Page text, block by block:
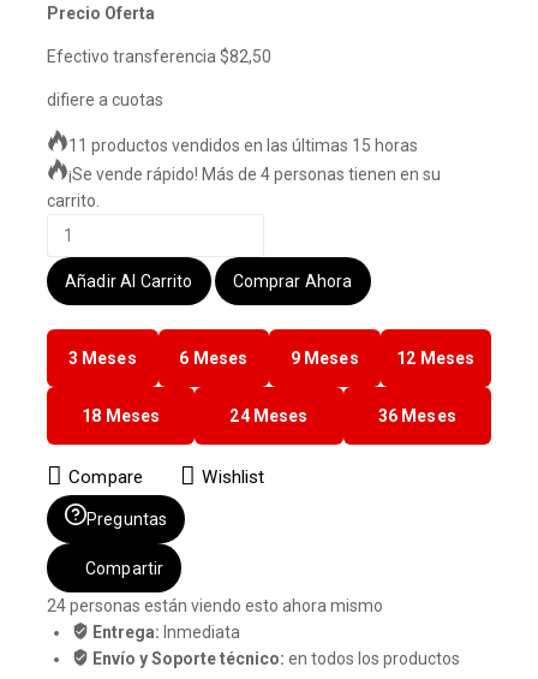
Precio Oferta
Efectivo transferencia $82,50
difiere a cuotas
11 productos vendidos en las últimas 15 horas
¡Se vende rápido! Más de 4 personas tienen en su
carrito.
Parlante
Amazon
Alexa
5ta
Generacion
Asistente
Voz
Original
cantidad
Añadir Al Carrito Comprar Ahora
3 Meses 6 Meses 9 Meses 12 Meses
18 Meses 24 Meses 36 Meses
Compare Wishlist
Preguntas
Compartir
24personas están viendo esto ahora mismo
Entrega: Inmediata
Envío y Soporte técnico: en todos los productos